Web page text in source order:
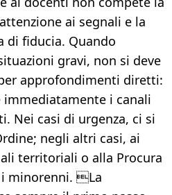
ai segnali e la
di fiducia. Quando
gravi, non si deve
approfondimenti diretti:
i canali
Nei casi di urgenza, ci si
negli altri casi, ai
territoriali o alla Procura
i minorenni. La